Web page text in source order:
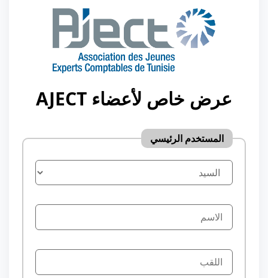
عرض خاص لأعضاء AJECT
المستخدم الرئيسي